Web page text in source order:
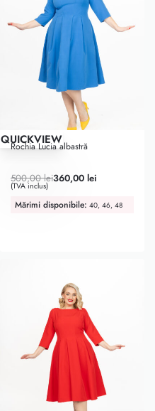
-28% OFF
QUICKVIEW
Rochia Lucia albastră
Evaluat la 5.00din 5
500,00lei360,00 lei
(TVA inclus)
Mărimi disponibile: 40, 46, 48